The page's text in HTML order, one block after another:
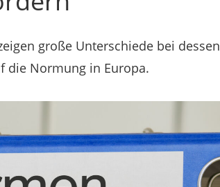
große Unterschiede bei dessen
die Normung in Europa.